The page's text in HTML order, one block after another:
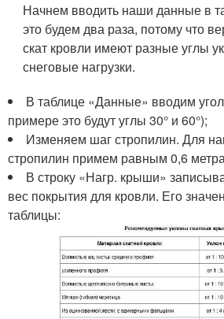
Начнем вводить наши данные в
это будем два раза, потому что
скат кровли имеют разные углы
снеговые нагрузки.
В таблице «Данные» вводим
примере это будут углы 30° и 60°);
Изменяем шаг стропилин. Для
стропилин примем равным 0,6
В строку «Нагр. крыши»
вес покрытия для кровли. Его
таблицы: